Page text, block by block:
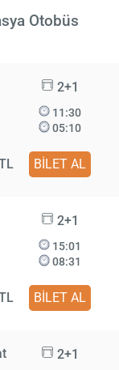
Otobüs
2+1
11:30
05:10
BİLET AL
2+1
15:01
08:31
BİLET AL
2+1